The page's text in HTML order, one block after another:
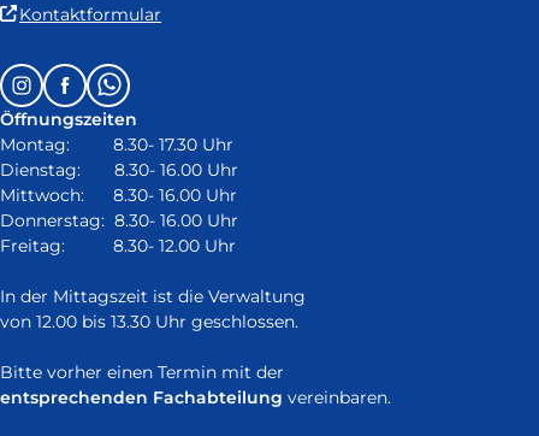
Kontaktformular
in
neuem
Fenster)
Follow
us
on:
InstagramFacebookWhatsapp
Öffnungszeiten
Montag: 8.30- 17.30 Uhr
Dienstag: 8.30- 16.00 Uhr
Mittwoch: 8.30- 16.00 Uhr
Donnerstag: 8.30- 16.00 Uhr
Freitag: 8.30- 12.00 Uhr
In der Mittagszeit ist die Verwaltung
von 12.00 bis 13.30 Uhr geschlossen.
Bitte vorher einen Termin mit der
entsprechenden Fachabteilung vereinbaren.